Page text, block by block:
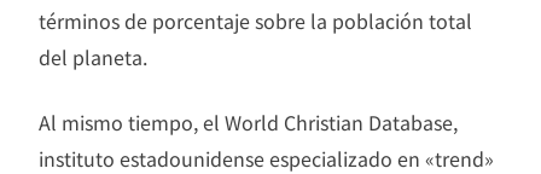
términos de porcentaje sobre la población total
del planeta.
Al mismo tiempo, el World Christian Database,
instituto estadounidense especializado en «trend»